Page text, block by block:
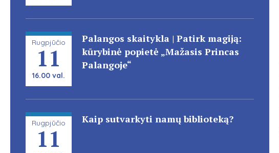
Rugpjūčio
11
16.00 val.
Palangos skaitykla | Patirk magiją:
kūrybinė popietė „Mažasis Princas
Palangoje“
Rugpjūčio
11
Kaip sutvarkyti namų biblioteką?